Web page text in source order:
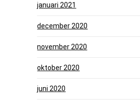
januari 2021
december 2020
november 2020
oktober 2020
juni 2020